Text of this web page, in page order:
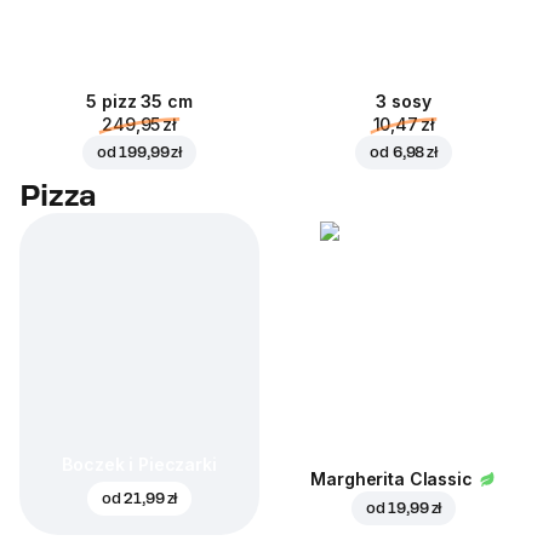
5 pizz 35 cm
249,95 zł
od199,99 zł
3 sosy
10,47 zł
od 6,98 zł
Pizza
od21,99 zł
Margherita Classic
od19,99 zł